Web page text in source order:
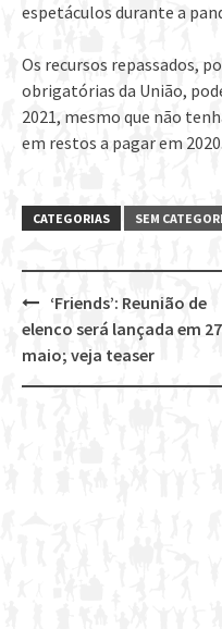
espetáculos durante a
Os recursos repassados,
obrigatórias da União,
2021, mesmo que não
em restos a pagar em 2020.
CATEGORIAS SEM
Post
navigation
‘Friends’: Reunião de
elenco será lançada em
maio; veja teaser